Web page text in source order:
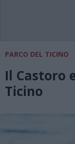
PARCO DEL TICINO
Il Castoro
Ticino